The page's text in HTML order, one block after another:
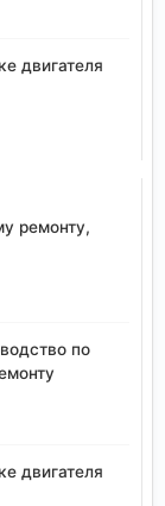
двигателя
ремонту,
по
двигателя